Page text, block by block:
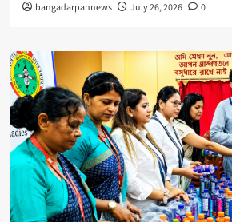
bangadarpannews July 26, 2026 0